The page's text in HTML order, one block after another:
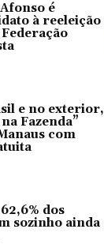
é
à reeleição
e no exterior,
Fazenda”
com
dos
sozinho ainda